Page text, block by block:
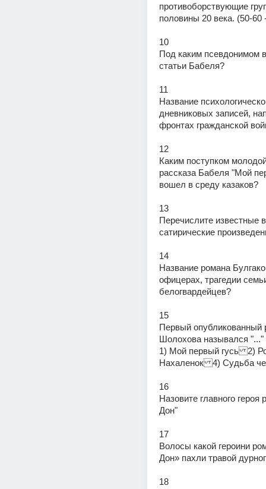
противоборствующие
половины 20 века. (50-60 -
10
Под каким псевдонимом
статьи Бабеля?
11
Название
дневниковых записей,
фронтах гражданской
12
Каким поступком
рассказа Бабеля "Мой
вошел в среду казаков?
13
Перечислите известные
сатирические
14
Название романа
офицерах, трагедии
белогвардейцев?
15
Первый опубликованный
Шолохова назывался "..."
1) Мой первый гусь2)
Нахаленок4) Судьба
16
Назовите главного героя
Дон"
17
Волосы какой героини
Дон» пахли травой
18